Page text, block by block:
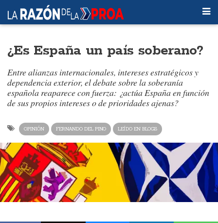
¿Es España un país soberano?
Entre alianzas internacionales, intereses estratégicos y
dependencia exterior, el debate sobre la soberanía
española reaparece con fuerza: ¿actúa España en función
de sus propios intereses o de prioridades ajenas?
OPINIÓN FERNANDO DEL PINO LEÍDO EN BLOGS